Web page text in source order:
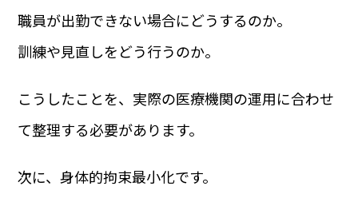
職員が出勤できない場合にどうするのか。
訓練や見直しをどう行うのか。
こうしたことを、実際の医療機関の運用に合わせ
て整理する必要があります。
次に、身体的拘束最小化です。